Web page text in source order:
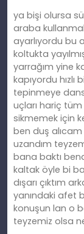
ya bişi olursa
araba
ayarlıyordu bu
koltukta
yarrağım yine
kapıyordu
tepinmeye
uçları hariç
sikmemek için
ben duş
uzandım
bana baktı
kaltak öyle bi
dışarı çıktım
yanındaki afet
konuşun lan o
teyzemiz olsa